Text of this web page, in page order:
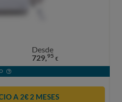
Desde
729,95 €
A 2€ 2 MESES